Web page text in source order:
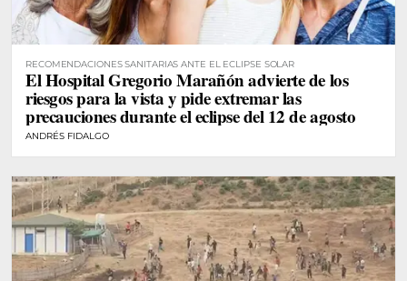
RECOMENDACIONES SANITARIAS ANTE EL ECLIPSE SOLAR
El Hospital Gregorio Marañón advierte de los
riesgos para la vista y pide extremar las
precauciones durante el eclipse del 12 de agosto
ANDRÉS FIDALGO